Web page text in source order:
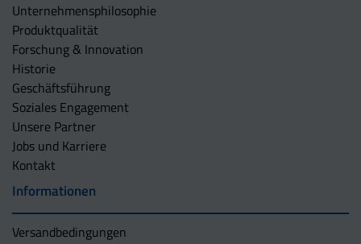
Unternehmens­philosophie
Produktqualität
Forschung & Innovation
Historie
Geschäftsführung
Soziales Engagement
Unsere Partner
Jobs und Karriere
Kontakt
Informationen
Versandbedingungen